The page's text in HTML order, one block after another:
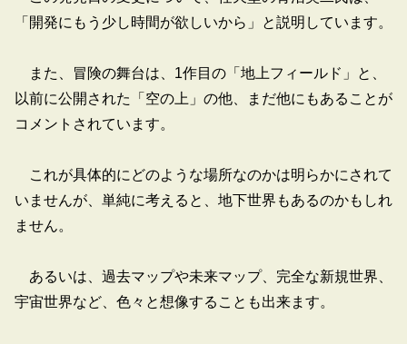
「開発にもう少し時間が欲しいから」と説明しています。
また、冒険の舞台は、1作目の「地上フィールド」と、
以前に公開された「空の上」の他、まだ他にもあることが
コメントされています。
これが具体的にどのような場所なのかは明らかにされて
いませんが、単純に考えると、地下世界もあるのかもしれ
ません。
あるいは、過去マップや未来マップ、完全な新規世界、
宇宙世界など、色々と想像することも出来ます。